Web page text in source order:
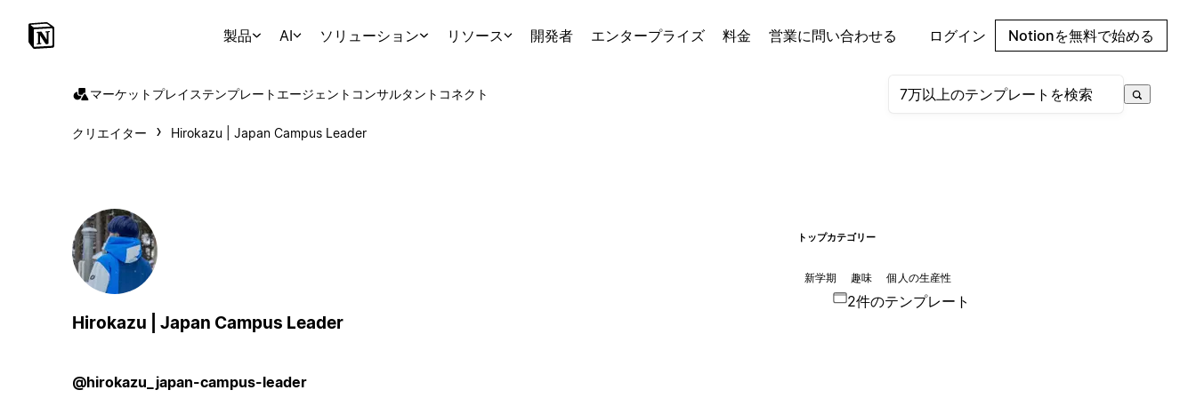
製品 AI ソリューション リソース 開発者 エンタープライズ 料金 営業に問い合わせる ログイン Notionを無料で始める
マーケットプレイステンプレート エージェント コンサルタント コネクト
クリエイター Hirokazu | Japan Campus Leader
Hirokazu | Japan Campus Leader
@hirokazu_japan-campus-leader
トップカテゴリー
新学期 趣味 個人の生産性
2件のテンプレート